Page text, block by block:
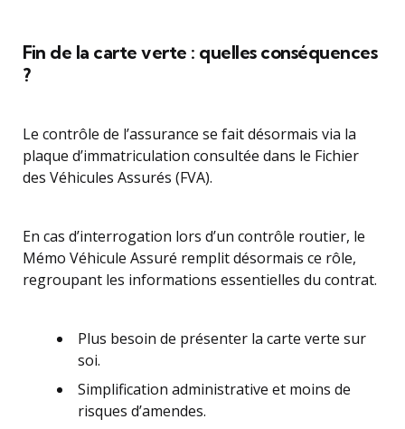
Fin de la carte verte : quelles conséquences
?
Le contrôle de l’assurance se fait désormais via la
plaque d’immatriculation consultée dans le Fichier
des Véhicules Assurés (FVA).
En cas d’interrogation lors d’un contrôle routier, le
Mémo Véhicule Assuré remplit désormais ce rôle,
regroupant les informations essentielles du contrat.
Plus besoin de présenter la carte verte sur
soi.
Simplification administrative et moins de
risques d’amendes.